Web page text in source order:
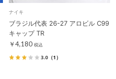
ナイキ
ブラジル代表 26-27 アロビル C99
キャップ TR
￥4,180 税込
3.0 （1）